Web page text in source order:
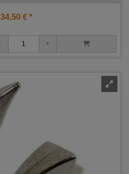
34,50 € *